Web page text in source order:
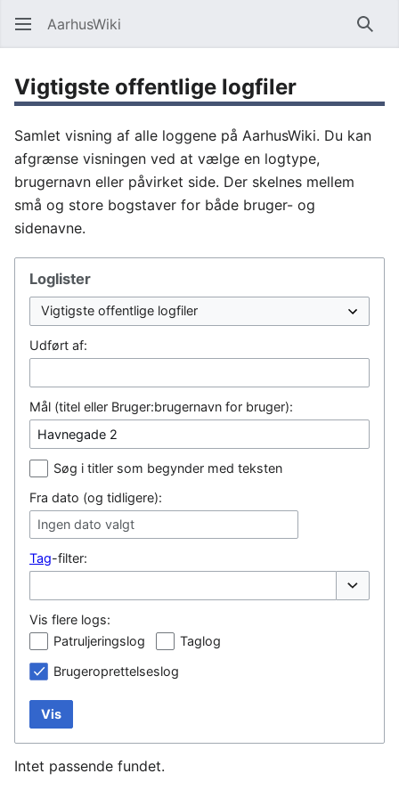
AarhusWiki Søg
Vigtigste offentlige logfiler
Samlet visning af alle loggene på AarhusWiki. Du kan
afgrænse visningen ved at vælge en logtype,
brugernavn eller påvirket side. Der skelnes mellem
små og store bogstaver for både bruger- og
sidenavne.
Loglister
Udført af:
Mål (titel eller Bruger:brugernavn for bruger):
Søg i titler som begynder med teksten
Fra dato (og tidligere):
Ingen dato valgt
Tag-filter:
Vis flere logs:
Patruljeringslog
Taglog
Brugeroprettelseslog
Vis
Intet passende fundet.